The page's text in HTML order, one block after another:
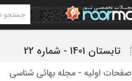
تابستان 1401 - شماره 22
صفحات اولیه - مجله بهائی شناسی